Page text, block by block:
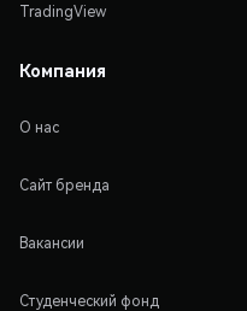
TradingView
Компания
О нас
Сайт бренда
Вакансии
Студенческий фонд